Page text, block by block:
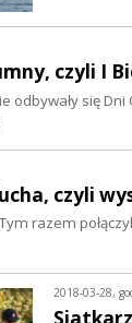
czyli I
odbywały się
czyli
razem
2018-03-28,